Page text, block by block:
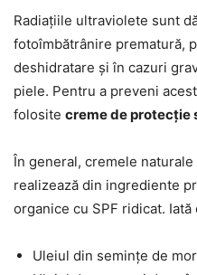
Radiațiile ultraviolete sunt
fotoîmbătrânire prematură,
deshidratare și în cazuri
piele. Pentru a preveni
folosite creme de protecție
În general, cremele
realizează din ingrediente
organice cu SPF ridicat. Iată
Uleiul din semințe de